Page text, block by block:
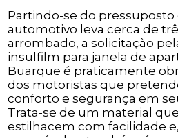
Partindo-se do
automotivo leva cerca de
arrombado, a solicitação
insulfilm para janela de
Buarque é praticamente
dos motoristas que
conforto e segurança em
Trata-se de um material
estilhacem com facilidade